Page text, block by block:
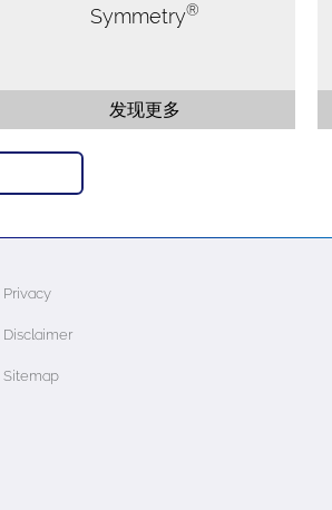
Symmetry®
发现更多
Privacy
Disclaimer
Sitemap